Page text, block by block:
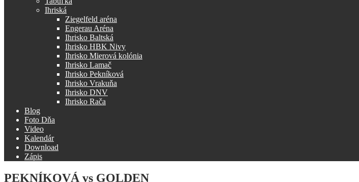
Ihriská
Ziegelfeld aréna
Engerau Aréna
Ihrisko Baltská
Ihrisko HBK Nivy
Ihrisko Mierová kolónia
Ihrisko Lamač
Ihrisko Pekníková
Ihrisko Vrakuňa
Ihrisko DNV
Ihrisko Rača
Blog
Foto Dňa
Video
Kalendár
Download
Zápis
PEKNÍKOVÁ vs GOLDEN